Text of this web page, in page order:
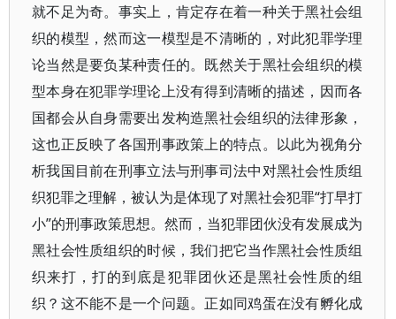
就不足为奇。事实上，肯定存在着一种关于黑社会组
织的模型，然而这一模型是不清晰的，对此犯罪学理
论当然是要负某种责任的。既然关于黑社会组织的模
型本身在犯罪学理论上没有得到清晰的描述，因而各
国都会从自身需要出发构造黑社会组织的法律形象，
这也正反映了各国刑事政策上的特点。以此为视角分
析我国目前在刑事立法与刑事司法中对黑社会性质组
织犯罪之理解，被认为是体现了对黑社会犯罪“打早打
小”的刑事政策思想。然而，当犯罪团伙没有发展成为
黑社会性质组织的时候，我们把它当作黑社会性质组
织来打，打的到底是犯罪团伙还是黑社会性质的组
织？这不能不是一个问题。正如同鸡蛋在没有孵化成